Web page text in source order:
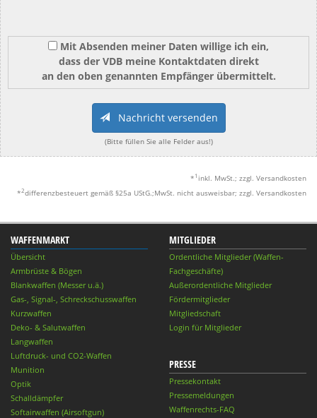
Mit Absenden meiner Daten willige ich ein,
dass der VDB meine Kontaktdaten direkt
an den oben genannten Empfänger übermittelt.
Nachricht versenden
(Bitte füllen Sie alle Felder aus!)
* 1 inkl. MwSt.; zzgl. Versandkosten
*2differenzbesteuert gemäß §25a UStG.;MwSt. nicht ausweisbar; zzgl. Versandkosten
WAFFENMARKT
Übersicht
Armbrüste & Bögen
Blankwaffen (Messer u.ä.)
Gas-, Signal-, Schreckschusswaffen
Kurzwaffen
Deko- & Salutwaffen
Langwaffen
Luftdruck- und CO2-Waffen
Munition
Optik
Schalldämpfer
Softairwaffen (Airsoftgun)
MITGLIEDER
Ordentliche Mitglieder (Waffen-
Fachgeschäfte)
Außerordentliche Mitglieder
Fördermitglieder
Mitgliedschaft
Login für Mitglieder
PRESSE
Pressekontakt
Pressemeldungen
Waffenrechts-FAQ